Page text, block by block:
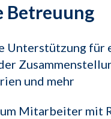
Betreuung
für
und mehr
Mitarbeiter mit